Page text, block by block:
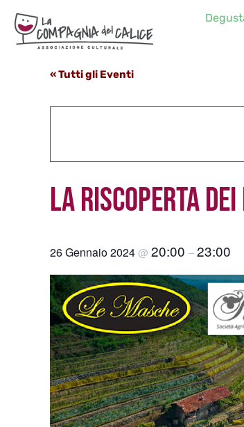
contenuto
« Tutti gli Eventi
LA RISCOPERTA
26 Gennaio 2024@ 20:00 –23:00